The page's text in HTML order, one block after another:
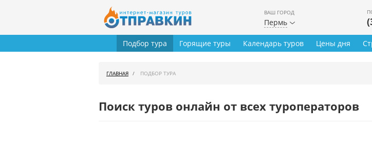
ВАШ ГОРОД
Пермь
Подбор тура Горящие туры Календарь туров Цены дня
ГЛАВНАЯ ПОДБОР ТУРА
Поиск туров онлайн от всех туроператоров